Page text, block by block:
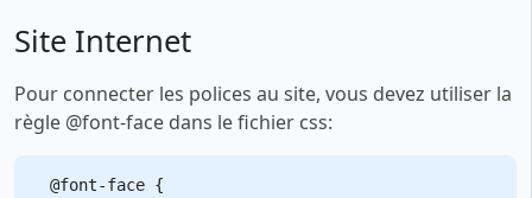
Site Internet
Pour connecter les polices au site, vous devez utiliser la
règle @font-face dans le fichier css:
@font-face {